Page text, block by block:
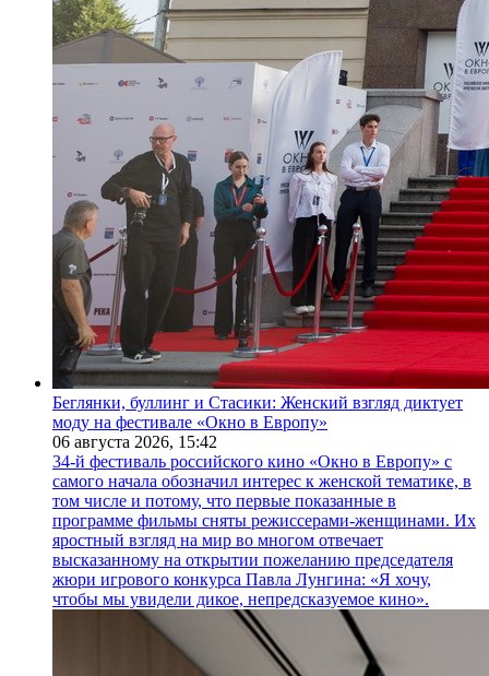
Беглянки, буллинг и Стасики: Женский взгляд диктует
моду на фестивале «Окно в Европу»
06 августа 2026, 15:42
34-й фестиваль российского кино «Окно в Европу» с
самого начала обозначил интерес к женской тематике, в
том числе и потому, что первые показанные в
программе фильмы сняты режиссерами-женщинами. Их
яростный взгляд на мир во многом отвечает
высказанному на открытии пожеланию председателя
жюри игрового конкурса Павла Лунгина: «Я хочу,
чтобы мы увидели дикое, непредсказуемое кино».